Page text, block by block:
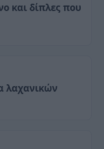
και δίπλες που
λαχανικών